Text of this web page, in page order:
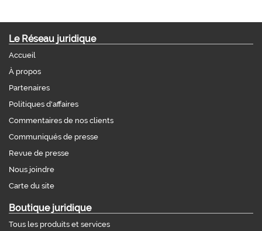
Le Réseau juridique
Accueil
À propos
Partenaires
Politiques d'affaires
Commentaires de nos clients
Communiqués de presse
Revue de presse
Nous joindre
Carte du site
Boutique juridique
Tous les produits et services